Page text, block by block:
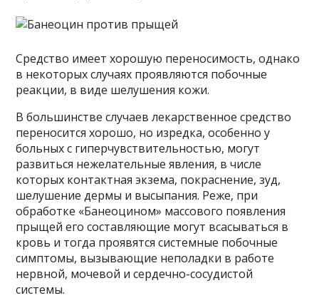
Средство имеет хорошую переносимость, однако
в некоторых случаях проявляются побочные
реакции, в виде шелушения кожи.
В большинстве случаев лекарственное средство
переносится хорошо, но изредка, особенно у
больных с гиперчувствительностью, могут
развиться нежелательные явления, в числе
которых контактная экзема, покраснение, зуд,
шелушение дермы и высыпания. Реже, при
обработке «Банеоцином» массового появления
прыщей его составляющие могут всасываться в
кровь и тогда проявятся системные побочные
симптомы, вызывающие неполадки в работе
нервной, мочевой и сердечно-сосудистой
системы.